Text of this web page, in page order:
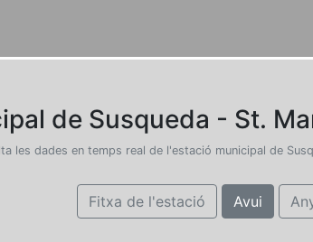
de Susqueda - St.
les dades en temps real de l'estació municipal de
Fitxa de l'estació Avui